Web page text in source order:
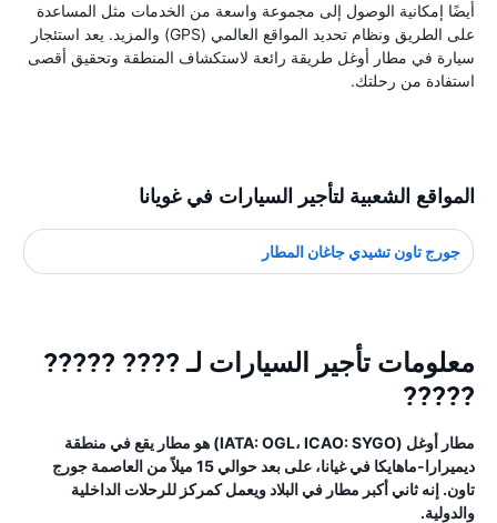
أيضًا إمكانية الوصول إلى مجموعة واسعة من الخدمات مثل المساعدة
على الطريق ونظام تحديد المواقع العالمي (GPS) والمزيد. يعد استئجار
سيارة في مطار أوغل طريقة رائعة لاستكشاف المنطقة وتحقيق أقصى
استفادة من رحلتك.
المواقع الشعبية لتأجير السيارات في غويانا
جورج تاون تشيدي جاغان المطار
معلومات تأجير السيارات لـ ???? ?????
?????
مطار أوغل (IATA: OGL، ICAO: SYGO) هو مطار يقع في منطقة
ديميرارا-ماهايكا في غيانا، على بعد حوالي 15 ميلاً من العاصمة جورج
تاون. إنه ثاني أكبر مطار في البلاد ويعمل كمركز للرحلات الداخلية
والدولية.